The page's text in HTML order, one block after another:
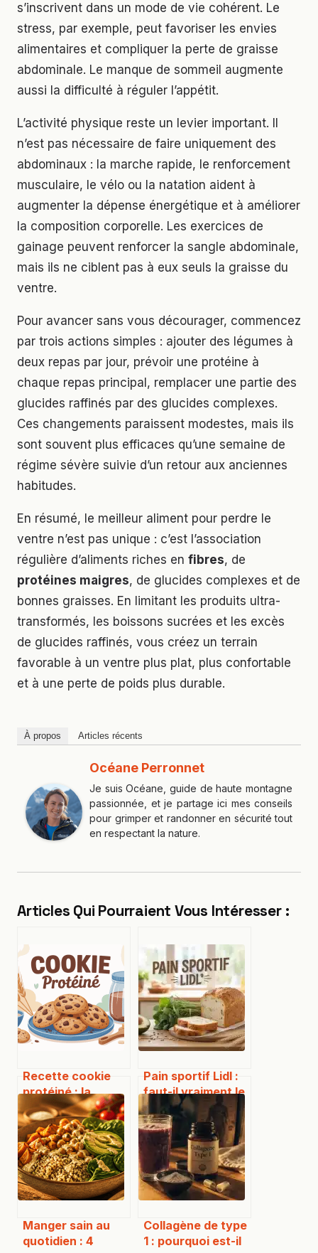
s’inscrivent dans un mode de vie cohérent. Le
stress, par exemple, peut favoriser les envies
alimentaires et compliquer la perte de graisse
abdominale. Le manque de sommeil augmente
aussi la difficulté à réguler l’appétit.
L’activité physique reste un levier important. Il
n’est pas nécessaire de faire uniquement des
abdominaux : la marche rapide, le renforcement
musculaire, le vélo ou la natation aident à
augmenter la dépense énergétique et à améliorer
la composition corporelle. Les exercices de
gainage peuvent renforcer la sangle abdominale,
mais ils ne ciblent pas à eux seuls la graisse du
ventre.
Pour avancer sans vous décourager, commencez
par trois actions simples : ajouter des légumes à
deux repas par jour, prévoir une protéine à
chaque repas principal, remplacer une partie des
glucides raffinés par des glucides complexes.
Ces changements paraissent modestes, mais ils
sont souvent plus efficaces qu’une semaine de
régime sévère suivie d’un retour aux anciennes
habitudes.
En résumé, le meilleur aliment pour perdre le
ventre n’est pas unique : c’est l’association
régulière d’aliments riches en fibres, de
protéines maigres, de glucides complexes et de
bonnes graisses. En limitant les produits ultra-
transformés, les boissons sucrées et les excès
de glucides raffinés, vous créez un terrain
favorable à un ventre plus plat, plus confortable
et à une perte de poids plus durable.
À propos Articles récents
Océane Perronnet
Je suis Océane, guide de haute montagne
passionnée, et je partage ici mes conseils
pour grimper et randonner en sécurité tout
en respectant la nature.
Articles Qui Pourraient Vous Intéresser :
Recette cookie
protéiné : la
version saine et
gourmande à
adopter
Pain sportif Lidl :
faut-il vraiment le
bannir pour
perdre du poids ?
Manger sain au
quotidien : 4
Collagène de type
1 : pourquoi est-il